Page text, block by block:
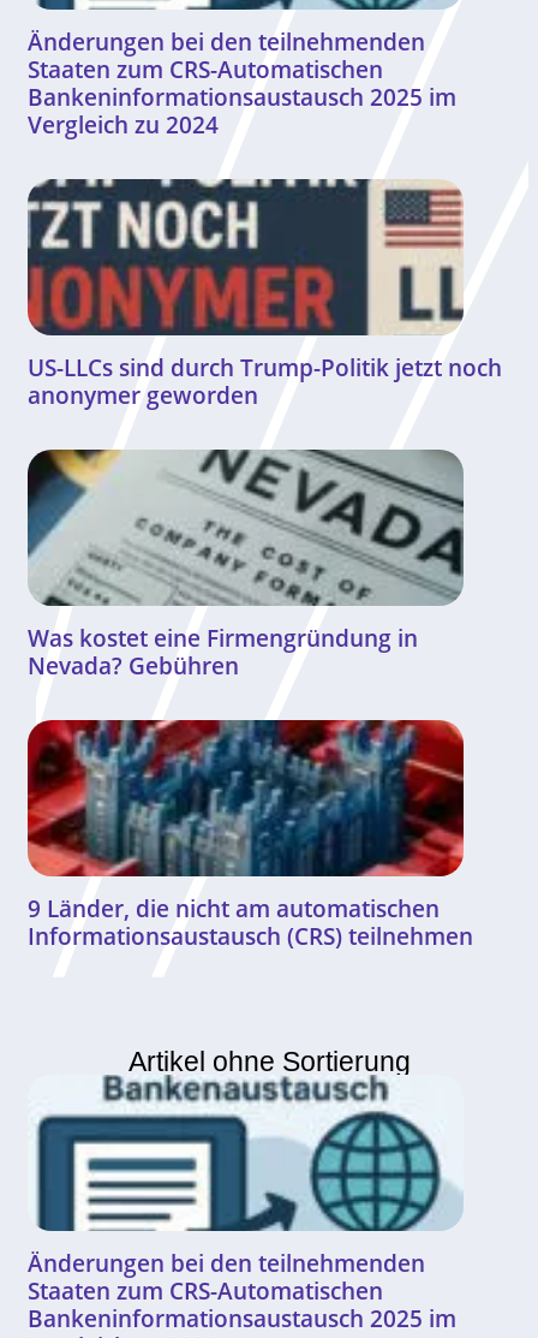
Änderungen bei den teilnehmenden
Staaten zum CRS-Automatischen
Bankeninformationsaustausch 2025 im
Vergleich zu 2024
US-LLCs sind durch Trump-Politik jetzt noch
anonymer geworden
Was kostet eine Firmengründung in
Nevada? Gebühren
9 Länder, die nicht am automatischen
Informationsaustausch (CRS) teilnehmen
Artikel ohne Sortierung
Änderungen bei den teilnehmenden
Staaten zum CRS-Automatischen
Bankeninformationsaustausch 2025 im